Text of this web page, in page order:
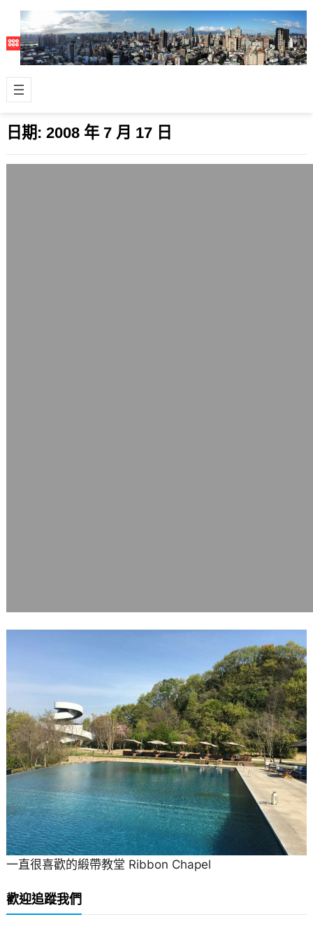
日期: 2008 年 7 月 17 日
一直很喜歡的緞帶教堂 Ribbon Chapel
歡迎追蹤我們